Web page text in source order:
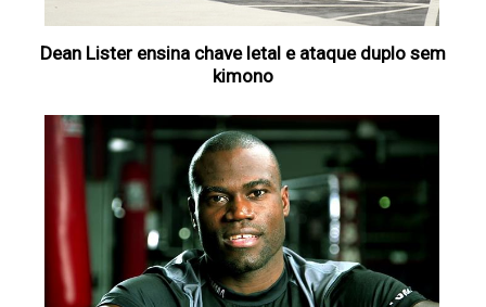
Dean Lister ensina chave letal e ataque duplo sem
kimono